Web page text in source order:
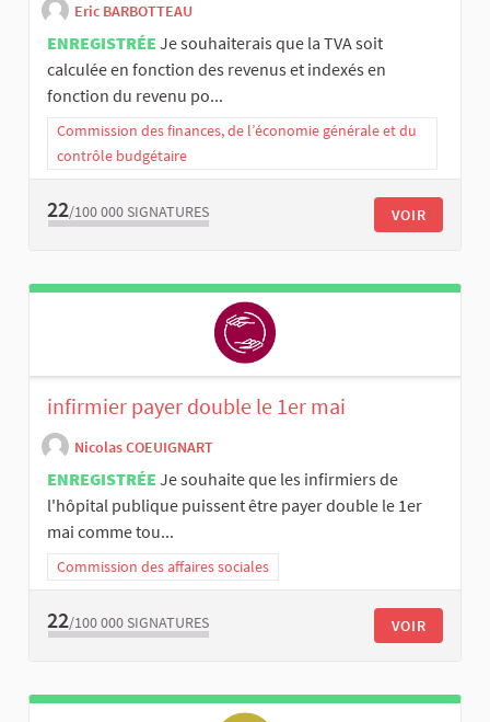
Eric BARBOTTEAU
ENREGISTRÉE Je souhaiterais que la TVA soit
calculée en fonction des revenus et indexés en
fonction du revenu po...
Commission des finances, de l’économie générale et du
contrôle budgétaire
22/100 000 SIGNATURES VOIR
infirmier payer double le 1er mai
Nicolas COEUIGNART
ENREGISTRÉE Je souhaite que les infirmiers de
l'hôpital publique puissent être payer double le 1er
mai comme tou...
Commission des affaires sociales
22/100 000 SIGNATURES VOIR